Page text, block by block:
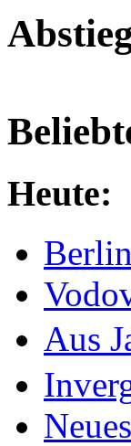
Heute:
Berlin
Aus